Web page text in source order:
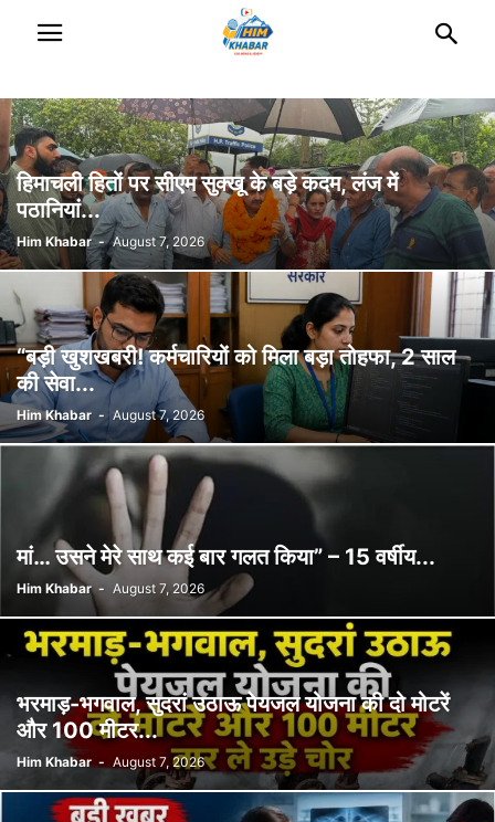
हिमाचली हितों पर सीएम सुक्खू के बड़े कदम, लंज में
पठानियां...
Him Khabar - August 7, 2026
“बड़ी खुशखबरी! कर्मचारियों को मिला बड़ा तोहफा, 2 साल
की सेवा...
Him Khabar - August 7, 2026
मां… उसने मेरे साथ कई बार गलत किया” – 15 वर्षीय...
Him Khabar - August 7, 2026
भरमाड़-भगवाल, सुदरां उठाऊ पेयजल योजना की दो मोटरें
और 100 मीटर...
Him Khabar - August 7, 2026